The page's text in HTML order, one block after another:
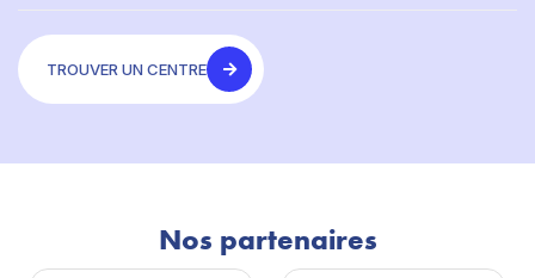
TROUVER UN CENTRE
Nos partenaires